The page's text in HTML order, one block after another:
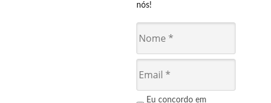
nós!
Eu concordo em